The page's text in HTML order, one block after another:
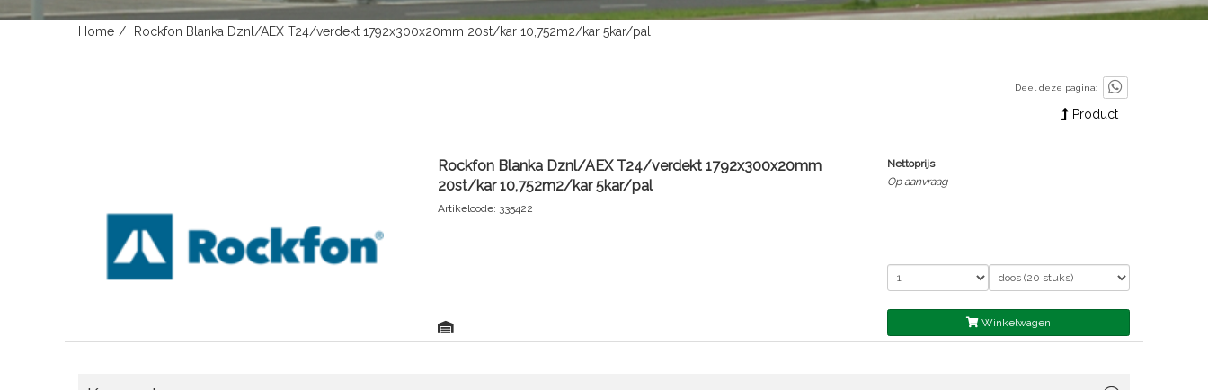
Home Rockfon Blanka Dznl/AEX T24/verdekt 1792x300x20mm 20st/kar 10,752m2/kar 5kar/pal
Deel deze pagina:
Product
Rockfon Blanka Dznl/AEX T24/verdekt 1792x300x20mm
20st/kar 10,752m2/kar 5kar/pal
Artikelcode: 335422
Nettoprijs
Op aanvraag
Winkelwagen